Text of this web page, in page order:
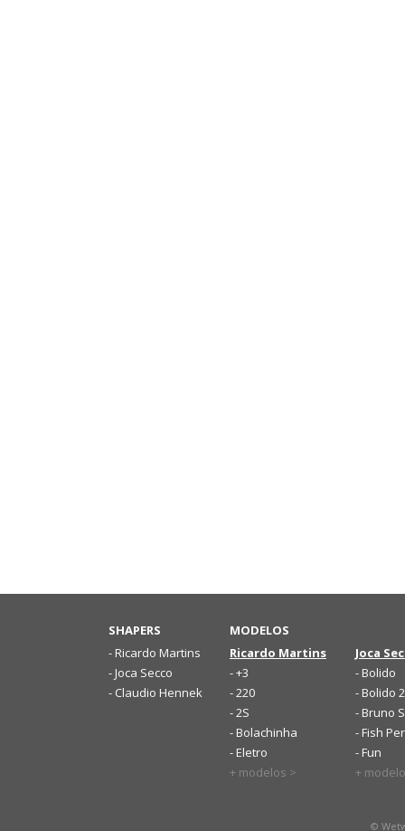
SHAPERS
- Ricardo Martins
- Joca Secco
- Claudio Hennek
MODELOS
Ricardo Martins
- +3
- 220
- 2S
- Bolachinha
- Eletro
+ modelos >
Joca
- Bolido
- Bolido 2
- Bruno
- Fish
- Fun
+
©